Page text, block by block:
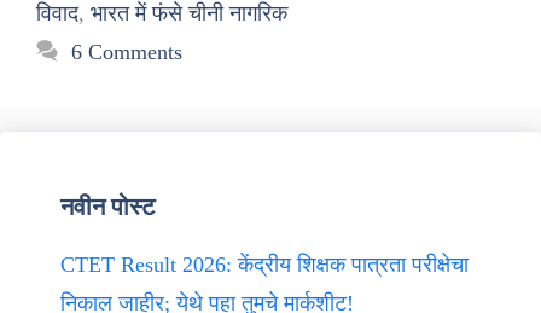
विवाद, भारत में फंसे चीनी नागरिक
6 Comments
नवीन पोस्ट
CTET Result 2026: केंद्रीय शिक्षक पात्रता परीक्षेचा
निकाल जाहीर; येथे पहा तुमचे मार्कशीट!